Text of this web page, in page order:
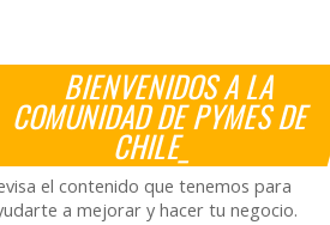
BIENVENIDOS A LA
COMUNIDAD DE PYMES DE
CHILE_
el contenido que tenemos para
a mejorar y hacer tu negocio.